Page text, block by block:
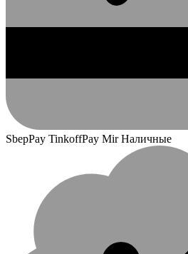
SbepPay TinkoffPay Mir Наличные